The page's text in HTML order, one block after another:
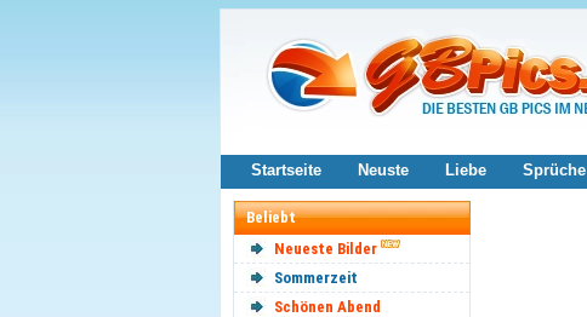
Startseite Neuste Liebe Sprüche
Beliebt
Neueste Bilder
Sommerzeit
Schönen Abend